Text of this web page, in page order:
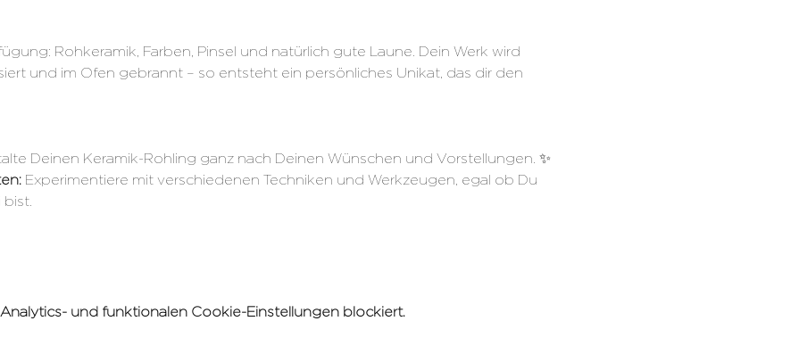
Rohkeramik, Farben, Pinsel und natürlich gute Laune. Dein Werk wird
und im Ofen gebrannt – so entsteht ein persönliches Unikat, das dir den
Deinen Keramik-Rohling ganz nach Deinen Wünschen und Vorstellungen. ✨
Experimentiere mit verschiedenen Techniken und Werkzeugen, egal ob Du
und funktionalen Cookie-Einstellungen blockiert.